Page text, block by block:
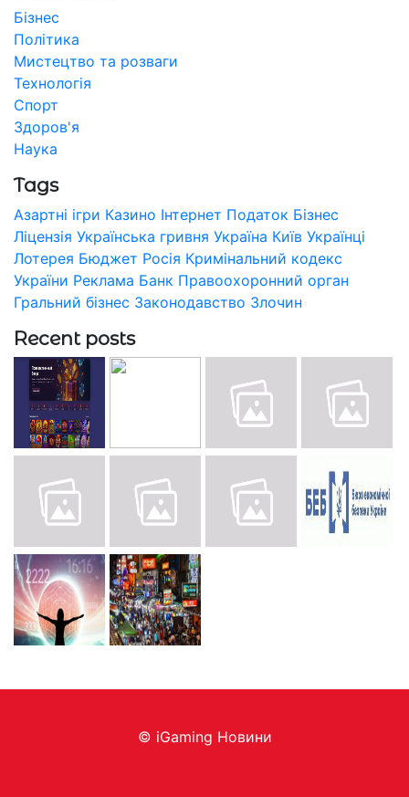
Бізнес
Політика
Мистецтво та розваги
Технологія
Спорт
Здоров'я
Наука
Tags
Азартні ігри Казино Інтернет Податок Бізнес
Ліцензія Українська гривня Україна Київ Українці
Лотерея Бюджет Росія Кримінальний кодекс
України Реклама Банк Правоохоронний орган
Гральний бізнес Законодавство Злочин
Recent posts
© iGaming Новини